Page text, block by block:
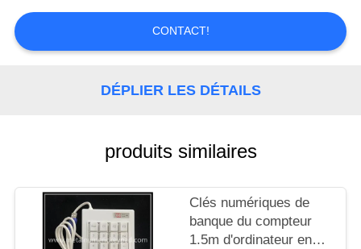
CITATION
PRIVACY
POLICY
CONTACT!
DÉPLIER LES DÉTAILS
produits similaires
Clés numériques de
banque du compteur
1.5m d'ordinateur en